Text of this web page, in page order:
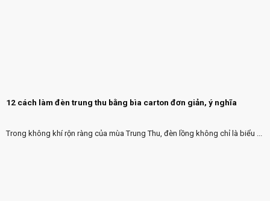
12 cách làm đèn trung thu bằng bìa carton đơn giản, ý nghĩa
Trong không khí rộn ràng của mùa Trung Thu, đèn lồng không chỉ là biểu ...